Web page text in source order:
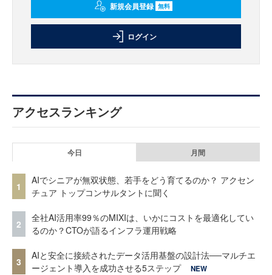
新規会員登録 無料
ログイン
アクセスランキング
今日 月間
1
AIでシニアが無双状態、若手をどう育てるのか？ アクセン
チュア トップコンサルタントに聞く
2
全社AI活用率99％のMIXIは、いかにコストを最適化してい
るのか？CTOが語るインフラ運用戦略
3
AIと安全に接続されたデータ活用基盤の設計法──マルチエ
ージェント導入を成功させる5ステップ
NEW